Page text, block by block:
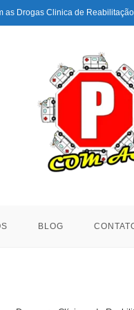
as Drogas Clinica de
BLOG